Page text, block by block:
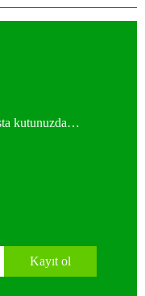
kutunuzda…
Kayıt ol